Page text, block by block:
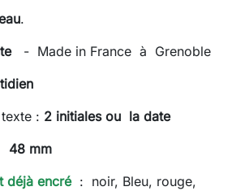
.
- Made in France à Grenoble
: 2 initiales ou la date
48 mm
déjà encré: noir, Bleu, rouge,